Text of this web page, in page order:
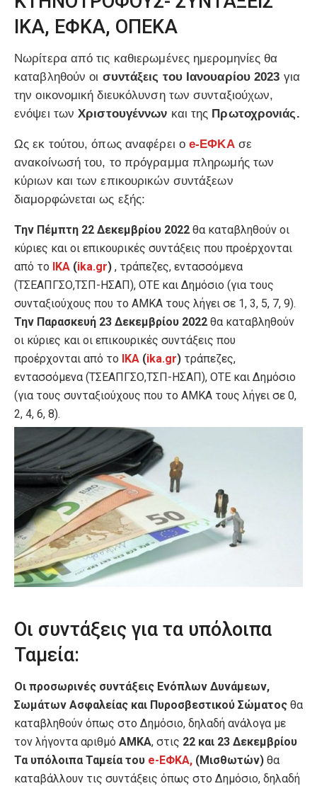
ΙΚΑ, ΕΦΚΑ, ΟΠΕΚΑ
Νωρίτερα από τις καθιερωμένες ημερομηνίες θα
καταβληθούν οι συντάξεις του Ιανουαρίου 2023 για
την οικονομική διευκόλυνση των συνταξιούχων,
ενόψει τωνΧριστουγέννων και της Πρωτοχρονιάς.
Ως εκ τούτου, όπως αναφέρει ο e-ΕΦΚΑσε
ανακοίνωσή του, το πρόγραμμα πληρωμής των
κύριων και των επικουρικών συντάξεων
διαμορφώνεται ως εξής:
Την Πέμπτη 22 Δεκεμβρίου 2022 θα καταβληθούν οι
κύριες και οι επικουρικές συντάξεις που προέρχονται
από το ΙΚΑ (ika.gr) , τράπεζες, εντασσόμενα
(ΤΣΕΑΠΓΣΟ,ΤΣΠ-ΗΣΑΠ), ΟΤΕ και Δημόσιο (για τους
συνταξιούχους που το ΑΜΚΑ τους λήγει σε 1, 3, 5, 7, 9).
Την Παρασκευή 23 Δεκεμβρίου 2022 θα καταβληθούν
οι κύριες και οι επικουρικές συντάξεις που
προέρχονται από το ΙΚΑ (ika.gr) τράπεζες,
εντασσόμενα (ΤΣΕΑΠΓΣΟ,ΤΣΠ-ΗΣΑΠ), ΟΤΕ και Δημόσιο
(για τους συνταξιούχους που το ΑΜΚΑ τους λήγει σε 0,
2, 4, 6, 8).
Οι συντάξεις για τα υπόλοιπα
Ταμεία:
Οι προσωρινές συντάξεις Ενόπλων Δυνάμεων,
Σωμάτων Ασφαλείας και Πυροσβεστικού Σώματος θα
καταβληθούν όπως στο Δημόσιο, δηλαδή ανάλογα με
τον λήγοντα αριθμό ΑΜΚΑ, στις 22 και 23 Δεκεμβρίου
Τα υπόλοιπα Ταμεία του e-ΕΦΚΑ, (Μισθωτών) θα
καταβάλλουν τις συντάξεις όπως στο Δημόσιο, δηλαδή